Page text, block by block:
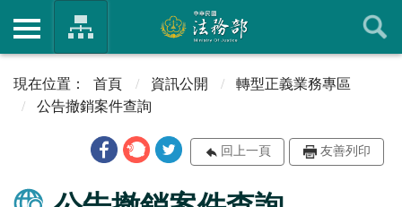
首頁 資訊公開
轉型正義業務專區
公告撤銷案件查詢
回上一頁 友善列印